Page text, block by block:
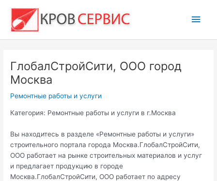
содержимому
ГлобалСтройСити, ООО город
Москва
Ремонтные работы и услуги
Категория: Ремонтные работы и услуги в г.Москва
Вы находитесь в разделе «Ремонтные работы и услуги»
строительного портала города Москва.ГлобалСтройСити,
ООО работает на рынке строительных материалов и услуг
и предлагает продукцию в городе
Москва.ГлобалСтройСити, ООО работает по адресу